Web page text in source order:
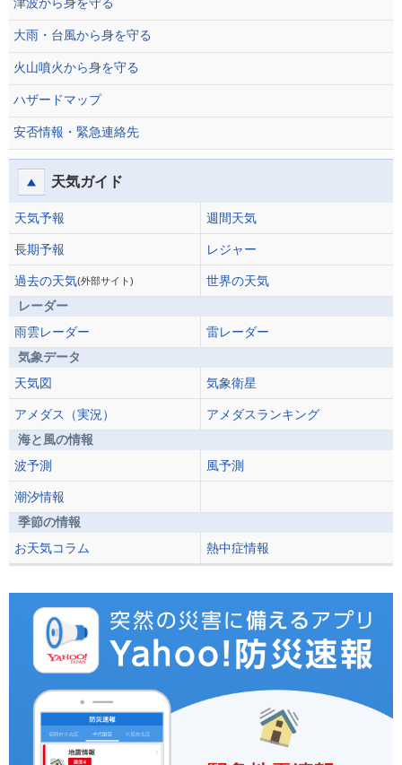
大雨・台風から身を守る
火山噴火から身を守る
ハザードマップ
安否情報・緊急連絡先
天気ガイド
天気予報 週間天気
長期予報 レジャー
過去の天気(外部サイト)
世界の天気
レーダー
雨雲レーダー
雷レーダー
気象データ
天気図
気象衛星
アメダス（実況）
アメダスランキング
海と風の情報
波予測
風予測
潮汐情報
季節の情報
お天気コラム
熱中症情報